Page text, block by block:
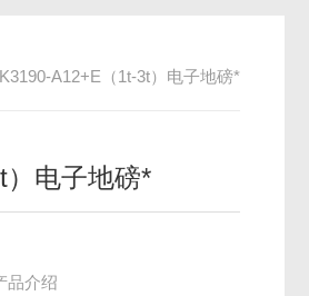
A12+E（1t-3t）电子地磅*
）电子地磅*
品介绍